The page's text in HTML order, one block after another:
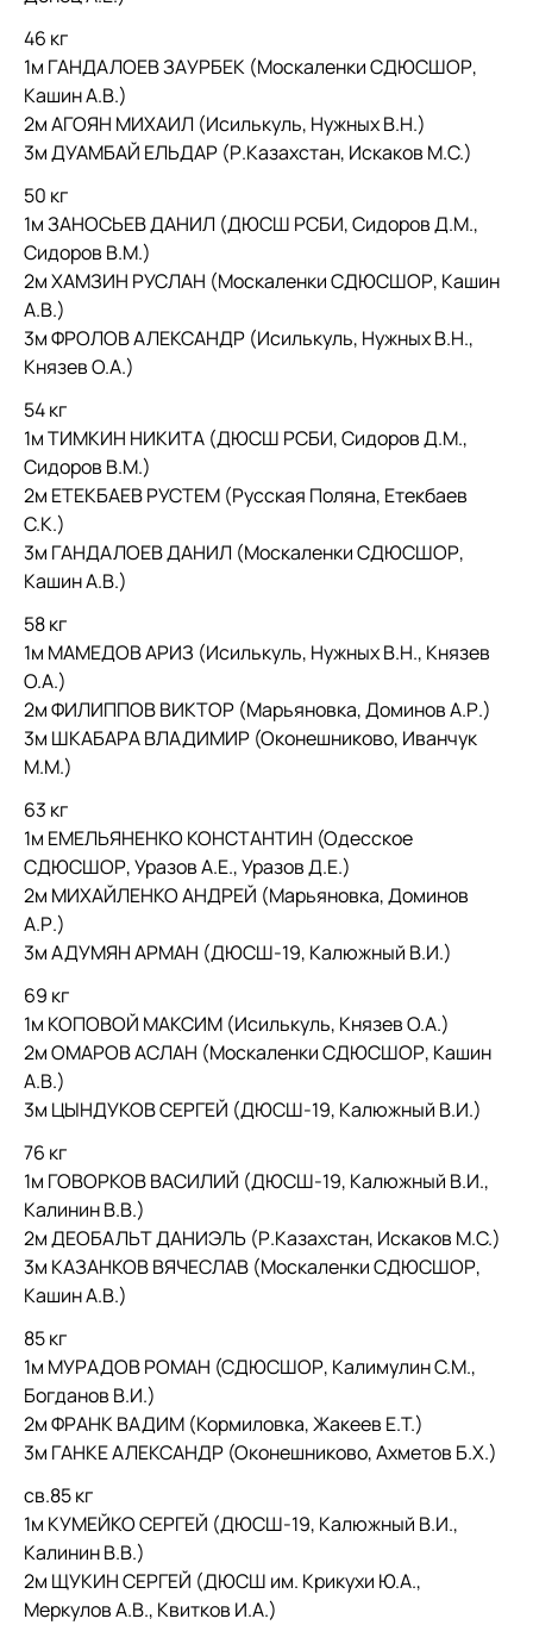
46 кг
1м ГАНДАЛОЕВ ЗАУРБЕК (Москаленки СДЮСШОР,
Кашин А.В.)
2м АГОЯН МИХАИЛ (Исилькуль, Нужных В.Н.)
3м ДУАМБАЙ ЕЛЬДАР (Р.Казахстан, Искаков М.С.)
50 кг
1м ЗАНОСЬЕВ ДАНИЛ (ДЮСШ РСБИ, Сидоров Д.М.,
Сидоров В.М.)
2м ХАМЗИН РУСЛАН (Москаленки СДЮСШОР, Кашин
А.В.)
3м ФРОЛОВ АЛЕКСАНДР (Исилькуль, Нужных В.Н.,
Князев О.А.)
54 кг
1м ТИМКИН НИКИТА (ДЮСШ РСБИ, Сидоров Д.М.,
Сидоров В.М.)
2м ЕТЕКБАЕВ РУСТЕМ (Русская Поляна, Етекбаев
С.К.)
3м ГАНДАЛОЕВ ДАНИЛ (Москаленки СДЮСШОР,
Кашин А.В.)
58 кг
1м МАМЕДОВ АРИЗ (Исилькуль, Нужных В.Н., Князев
О.А.)
2м ФИЛИППОВ ВИКТОР (Марьяновка, Доминов А.Р.)
3м ШКАБАРА ВЛАДИМИР (Оконешниково, Иванчук
М.М.)
63 кг
1м ЕМЕЛЬЯНЕНКО КОНСТАНТИН (Одесское
СДЮСШОР, Уразов А.Е., Уразов Д.Е.)
2м МИХАЙЛЕНКО АНДРЕЙ (Марьяновка, Доминов
А.Р.)
3м АДУМЯН АРМАН (ДЮСШ-19, Калюжный В.И.)
69 кг
1м КОПОВОЙ МАКСИМ (Исилькуль, Князев О.А.)
2м ОМАРОВ АСЛАН (Москаленки СДЮСШОР, Кашин
А.В.)
3м ЦЫНДУКОВ СЕРГЕЙ (ДЮСШ-19, Калюжный В.И.)
76 кг
1м ГОВОРКОВ ВАСИЛИЙ (ДЮСШ-19, Калюжный В.И.,
Калинин В.В.)
2м ДЕОБАЛЬТ ДАНИЭЛЬ (Р.Казахстан, Искаков М.С.)
3м КАЗАНКОВ ВЯЧЕСЛАВ (Москаленки СДЮСШОР,
Кашин А.В.)
85 кг
1м МУРАДОВ РОМАН (СДЮСШОР, Калимулин С.М.,
Богданов В.И.)
2м ФРАНК ВАДИМ (Кормиловка, Жакеев Е.Т.)
3м ГАНКЕ АЛЕКСАНДР (Оконешниково, Ахметов Б.Х.)
св.85 кг
1м КУМЕЙКО СЕРГЕЙ (ДЮСШ-19, Калюжный В.И.,
Калинин В.В.)
2м ЩУКИН СЕРГЕЙ (ДЮСШ им. Крикухи Ю.А.,
Меркулов А.В., Квитков И.А.)